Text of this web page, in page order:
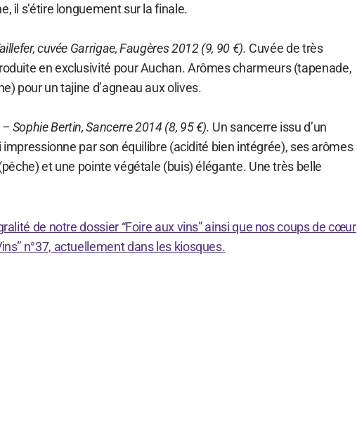
il s’étire longuement sur la finale.
cuvée Garrigae, Faugères 2012 (9, 90 €). Cuvée de très
en exclusivité pour Auchan. Arômes charmeurs (tapenade,
pour un tajine d’agneau aux olives.
Sophie Bertin, Sancerre 2014 (8, 95 €). Un sancerre issu d’un
impressionne par son équilibre (acidité bien intégrée), ses arômes
et une pointe végétale (buis) élégante. Une très belle
de notre dossier “Foire aux vins” ainsi que nos coups de cœur
n°37, actuellement dans les kiosques.